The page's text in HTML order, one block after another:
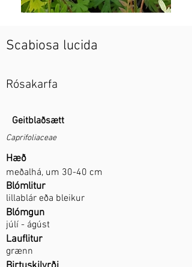
Scabiosa lucida
Rósakarfa
Geitblaðsætt
Caprifoliaceae
Hæð
meðalhá, um 30-40 cm
Blómlitur
lillablár eða bleikur
Blómgun
júlí - ágúst
Lauflitur
grænn